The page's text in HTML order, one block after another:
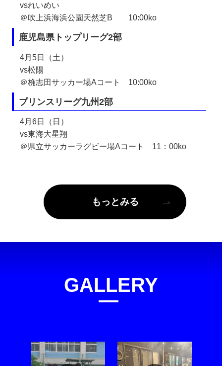
vsれいめい
＠吹上浜海浜公園天然芝B　　10:00ko
鹿児島県トップリーグ2部
4月5日（土）
vs松陽
＠桷志田サッカー場Aコート　10:00ko
プリンスリーグ九州2部
4月6日（日）
vs東海大星翔
＠県立サッカーラグビー場Aコート　11：00ko
もっとみる
ギャラリー
GALLERY